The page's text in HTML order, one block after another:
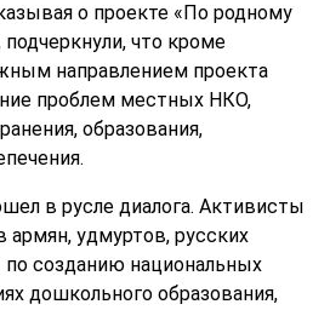
о проекте «По родному
что кроме
направлением проекта
проблем местных НКО,
образования,
в русле диалога. Активисты
удмуртов, русских
созданию национальных
дошкольного образования,